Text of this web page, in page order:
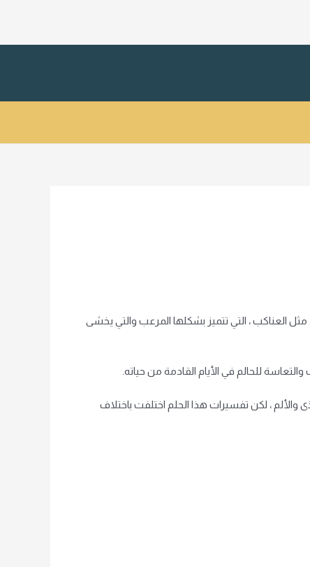
العناكب ، التي تتميز بشكلها المرعب والتي يخشى
للحالم في الأيام القادمة من حياته.
، لكن تفسيرات هذا الحلم اختلفت باختلاف